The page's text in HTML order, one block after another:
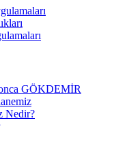
GÖKDEMİR
Nedir?